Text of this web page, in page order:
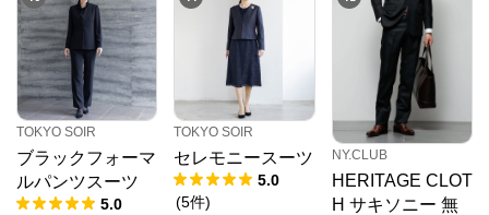
TOKYO SOIR
ブラックフォーマ
ルパンツスーツ
5.0
TOKYO SOIR
セレモニースーツ
5.0
(5件)
NY.CLUB
HERITAGE CLOT
H サキソニー 無
※外部サイトが開きます
TOKYO SOIRからのコメント
レディースフォーマルウェアの東京ソワール公式通販
サイト。
ブラックフォーマル（喪服）や結婚式のパーティドレ
ス、卒入学式のセレモニースーツなど
豊富なフォーマルウェアとアクセサリーを販売中。